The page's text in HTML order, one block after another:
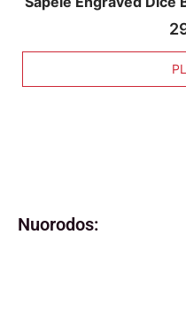
Nuorodos: